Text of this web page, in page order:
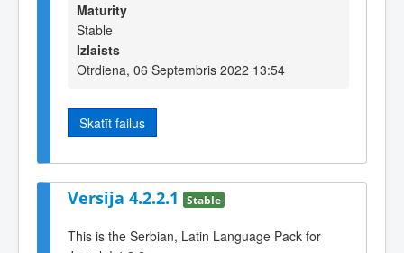
Maturity
Stable
Izlaists
Otrdiena, 06 Septembris 2022 13:54
Skatīt failus
Versija 4.2.2.1 Stable
This is the Serbian, Latin Language Pack for